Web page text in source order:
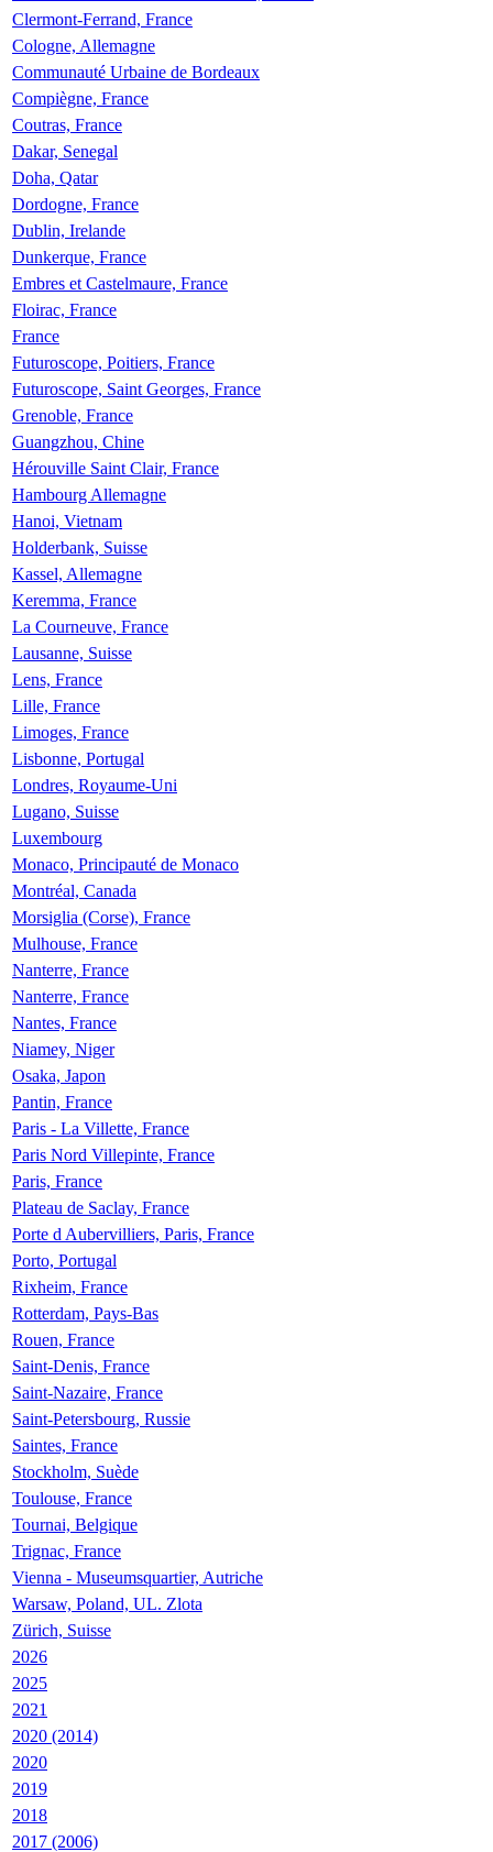
Clermont-Ferrand, France
Cologne, Allemagne
Communauté Urbaine de Bordeaux
Compiègne, France
Coutras, France
Dakar, Senegal
Doha, Qatar
Dordogne, France
Dublin, Irelande
Dunkerque, France
Embres et Castelmaure, France
Floirac, France
France
Futuroscope, Poitiers, France
Futuroscope, Saint Georges, France
Grenoble, France
Guangzhou, Chine
Hérouville Saint Clair, France
Hambourg Allemagne
Hanoi, Vietnam
Holderbank, Suisse
Kassel, Allemagne
Keremma, France
La Courneuve, France
Lausanne, Suisse
Lens, France
Lille, France
Limoges, France
Lisbonne, Portugal
Londres, Royaume-Uni
Lugano, Suisse
Luxembourg
Monaco, Principauté de Monaco
Montréal, Canada
Morsiglia (Corse), France
Mulhouse, France
Nanterre, France
Nanterre, France
Nantes, France
Niamey, Niger
Osaka, Japon
Pantin, France
Paris - La Villette, France
Paris Nord Villepinte, France
Paris, France
Plateau de Saclay, France
Porte d Aubervilliers, Paris, France
Porto, Portugal
Rixheim, France
Rotterdam, Pays-Bas
Rouen, France
Saint-Denis, France
Saint-Nazaire, France
Saint-Petersbourg, Russie
Saintes, France
Stockholm, Suède
Toulouse, France
Tournai, Belgique
Trignac, France
Vienna - Museumsquartier, Autriche
Warsaw, Poland, UL. Zlota
Zürich, Suisse
2026
2025
2021
2020 (2014)
2020
2019
2018
2017 (2006)